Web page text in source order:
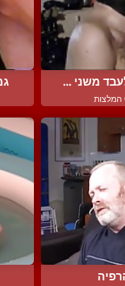
משני ...